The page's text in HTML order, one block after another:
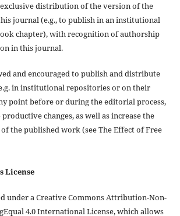
distribution of the version of the
journal (e.g., to publish in an institutional
chapter), with recognition of authorship
in this journal.
and encouraged to publish and distribute
in institutional repositories or on their
point before or during the editorial process,
changes, as well as increase the
the published work (see The Effect of Free
License
under a Creative Commons Attribution-Non-
4.0 International License, which allows